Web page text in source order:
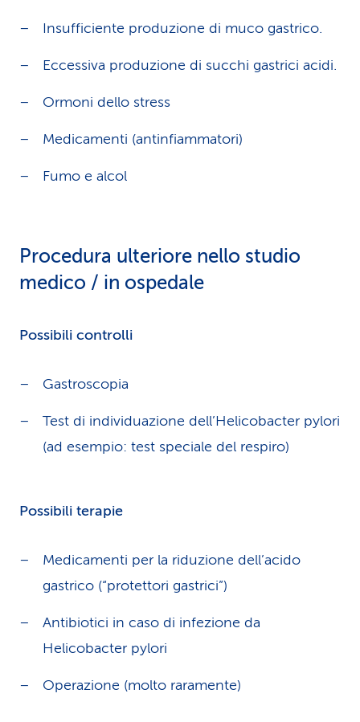
Insufficiente produzione di muco gastrico.
Eccessiva produzione di succhi gastrici acidi.
Ormoni dello stress
Medicamenti (antinfiammatori)
Fumo e alcol
Procedura ulteriore nello studio
medico / in ospedale
Possibili controlli
Gastroscopia
Test di individuazione dell’Helicobacter pylori
(ad esempio: test speciale del respiro)
Possibili terapie
Medicamenti per la riduzione dell’acido
gastrico (“protettori gastrici”)
Antibiotici in caso di infezione da
Helicobacter pylori
Operazione (molto raramente)